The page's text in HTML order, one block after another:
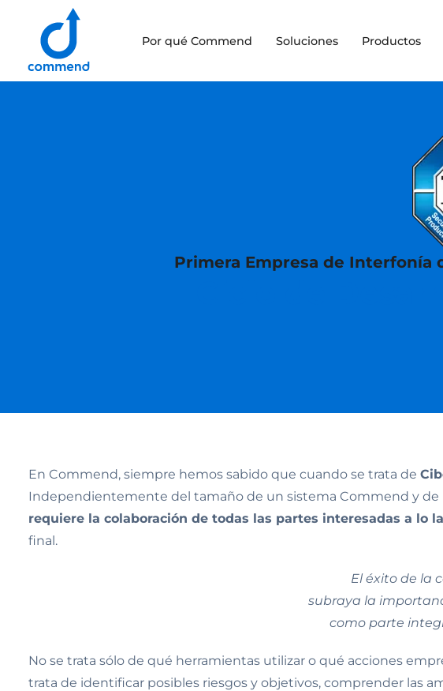
Scroll to content
Por qué Commend Soluciones Productos
Primera Empresa de Interfonía
En Commend, siempre hemos sabido que cuando se trata de
Independientemente del tamaño de un sistema Commend y de
requiere la colaboración de todas las partes interesadas a lo
final.
El éxito de la
subraya la
como parte
No se trata sólo de qué herramientas utilizar o qué acciones
trata de identificar posibles riesgos y objetivos, comprender las